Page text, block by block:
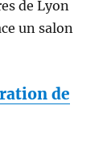
de Lyon
un salon
de